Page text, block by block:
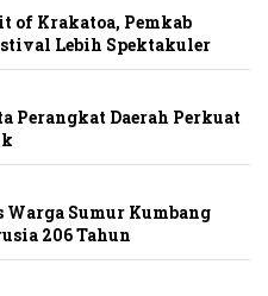
of Krakatoa, Pemkab
Lebih Spektakuler
Perangkat Daerah Perkuat
Sumur Kumbang
206 Tahun